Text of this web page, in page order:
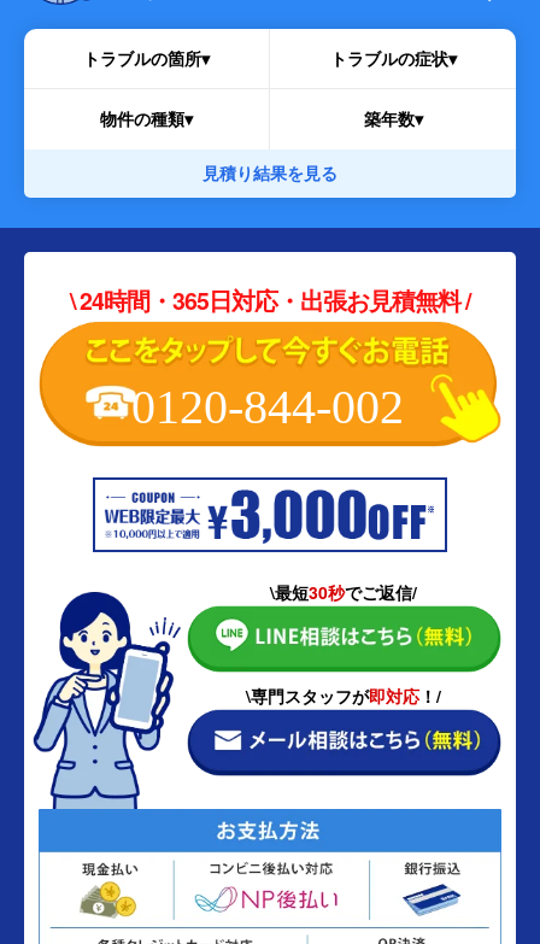
トラブルの箇所▾ トラブルの症状▾
物件の種類▾ 築年数▾
見積り結果を見る
\ 24時間・365日対応・出張お見積無料 /
0120-844-002
\最短30秒でご返信/
\専門スタッフが即対応 ！/